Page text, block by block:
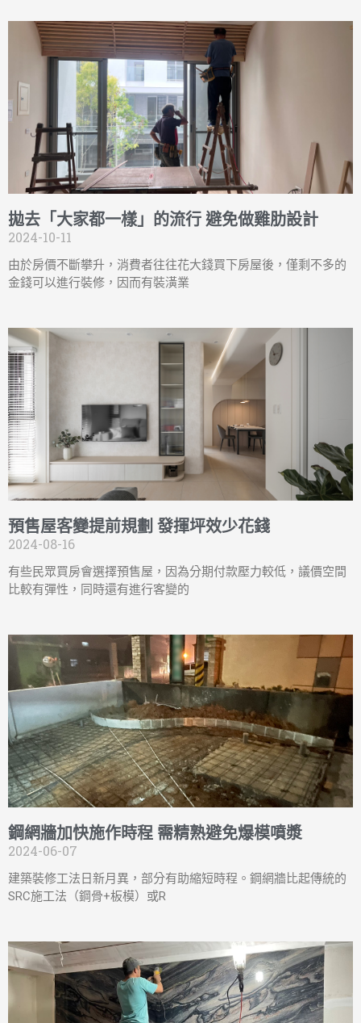
拋去「大家都一樣」的流行 避免做雞肋設計
2024-10-11
由於房價不斷攀升，消費者往往花大錢買下房屋後，僅剩不多的
金錢可以進行裝修，因而有裝潢業
預售屋客變提前規劃 發揮坪效少花錢
2024-08-16
有些民眾買房會選擇預售屋，因為分期付款壓力較低，議價空間
比較有彈性，同時還有進行客變的
鋼網牆加快施作時程 需精熟避免爆模噴漿
2024-06-07
建築裝修工法日新月異，部分有助縮短時程。鋼網牆比起傳統的
SRC施工法（鋼骨+板模）或R